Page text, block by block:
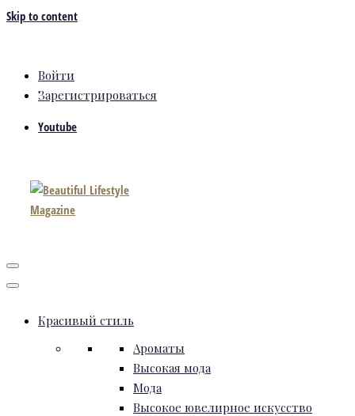
Skip to content
Войти
Зарегистрироваться
Youtube
Красивый стиль
Ароматы
Высокая мода
Мода
Высокое ювелирное искусство